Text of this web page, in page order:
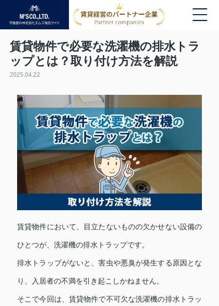
賃貸物件で必要な洗濯機の排水トラ
ップとは？取り付け方法を解説
2025.04.22
賃貸物件において、目立たないものの欠かせない設備の
ひとつが、洗濯機の排水トラップです。
排水トラップがないと、害虫や悪臭が発生する原因とな
り、入居者の不満を引き起こしかねません。
そこで今回は、賃貸物件で不可欠な洗濯機の排水トラッ